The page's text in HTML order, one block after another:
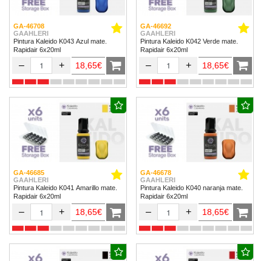
GA-46708
GAAHLERI
Pintura Kaleido K043 Azul mate.
Rapidair 6x20ml
– + 18,65€
GA-46692
GAAHLERI
Pintura Kaleido K042 Verde mate.
Rapidair 6x20ml
– + 18,65€
GA-46685
GAAHLERI
Pintura Kaleido K041 Amarillo mate.
Rapidair 6x20ml
– + 18,65€
GA-46678
GAAHLERI
Pintura Kaleido K040 naranja mate.
Rapidair 6x20ml
– + 18,65€